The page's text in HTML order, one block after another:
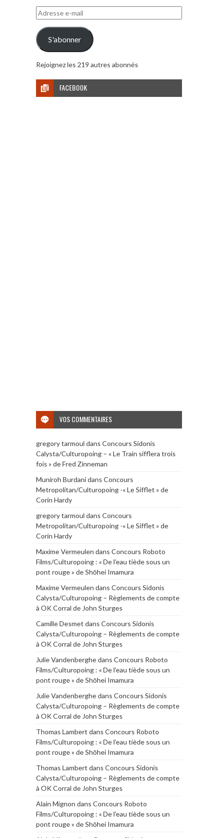
Adresse
e-
mail
S'abonner
Rejoignez les 219 autres abonnés
FACEBOOK
VOS COMMENTAIRES
gregory tarmoul dans Concours Sidonis
Calysta/Culturopoing – « Le Train sifflera trois
fois » de Fred Zinneman
Muniroh Burdanidans Concours
Metropolitan/Culturopoing -« Le Sifflet » de
Corin Hardy
gregory tarmoul dans Concours
Metropolitan/Culturopoing -« Le Sifflet » de
Corin Hardy
Maxime Vermeulen dans Concours Roboto
Films/Culturopoing : « De l’eau tiède sous un
pont rouge » de Shōhei Imamura
Maxime Vermeulen dans Concours Sidonis
Calysta/Culturopoing – Règlements de compte
à OK Corral de John Sturges
Camille Desmet dans Concours Sidonis
Calysta/Culturopoing – Règlements de compte
à OK Corral de John Sturges
Julie Vandenberghedans Concours Roboto
Films/Culturopoing : « De l’eau tiède sous un
pont rouge » de Shōhei Imamura
Julie Vandenberghedans Concours Sidonis
Calysta/Culturopoing – Règlements de compte
à OK Corral de John Sturges
Thomas Lambert dans Concours Roboto
Films/Culturopoing : « De l’eau tiède sous un
pont rouge » de Shōhei Imamura
Thomas Lambert dans Concours Sidonis
Calysta/Culturopoing – Règlements de compte
à OK Corral de John Sturges
Alain Mignon dans Concours Roboto
Films/Culturopoing : « De l’eau tiède sous un
pont rouge » de Shōhei Imamura